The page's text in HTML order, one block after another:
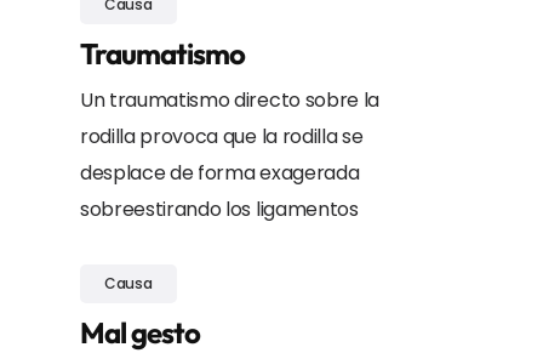
Causa
Traumatismo
Un traumatismo directo sobre la
rodilla provoca que la rodilla se
desplace de forma exagerada
sobreestirando los ligamentos
Causa
Mal gesto